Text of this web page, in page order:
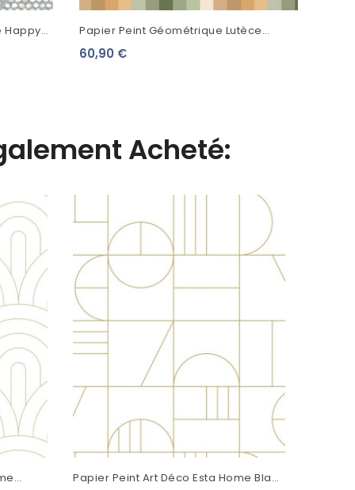
Happy
Papier Peint Géométrique Lutèce
Bensimon Graphiques V Kaki 51172804
60,90 €
Acheté:
Papier Peint Art Déco Esta Home Blanc